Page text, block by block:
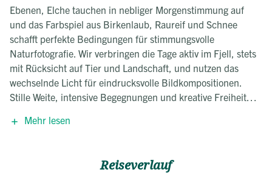
Ebenen, Elche tauchen in nebliger Morgenstimmung auf
und das Farbspiel aus Birkenlaub, Raureif und Schnee
schafft perfekte Bedingungen für stimmungsvolle
Naturfotografie. Wir verbringen die Tage aktiv im Fjell, stets
mit Rücksicht auf Tier und Landschaft, und nutzen das
wechselnde Licht für eindrucksvolle Bildkompositionen.
Stille Weite, intensive Begegnungen und kreative Freiheit
Diese Fotoreise wurde von uns mit dem Anspruch
Naturreisen wissen wir, wie sensibel die Tierwelt auf
Mehr lesen
Reiseverlauf